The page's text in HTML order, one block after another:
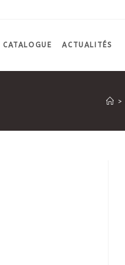
CATALOGUE ACTUALITÉS
>